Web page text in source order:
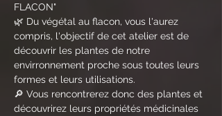
FLACON"
🌿 Du végétal au flacon, vous l'aurez
compris, l'objectif de cet atelier est de
découvrir les plantes de notre
envirronnement proche sous toutes leurs
formes et leurs utilisations.
🔎 Vous rencontrerez donc des plantes et
découvrirez leurs propriétés médicinales